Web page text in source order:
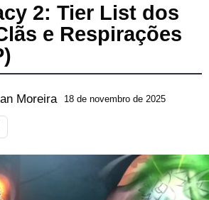
2: Tier List dos
e Respirações
Moreira 18 de novembro de 2025
j
u
l
h